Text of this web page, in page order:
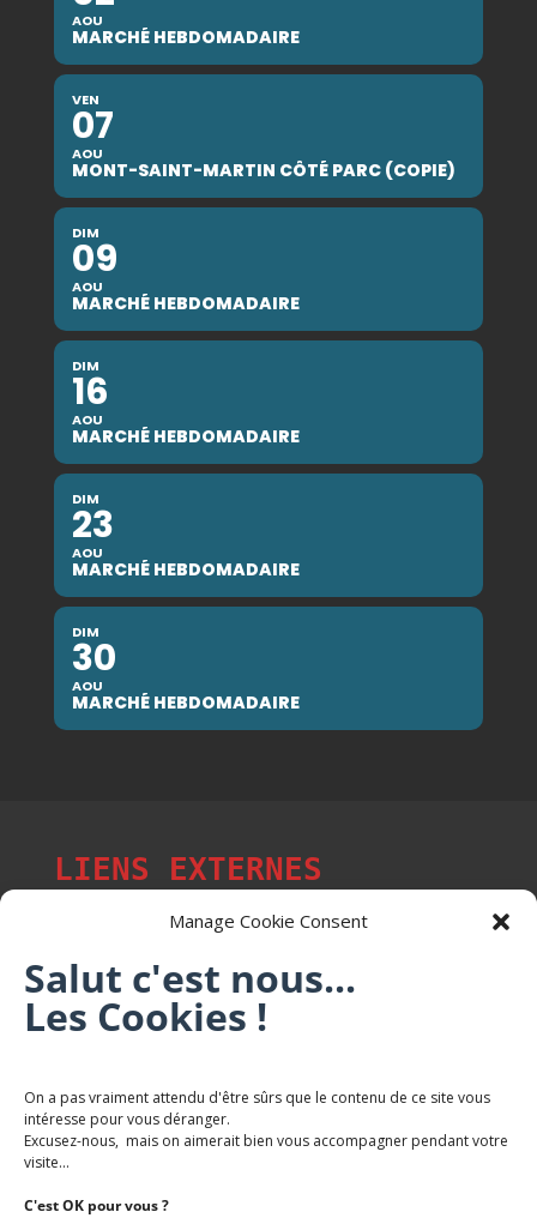
Manage Cookie Consent
Salut c'est nous...
Les Cookies !
On a pas vraiment attendu d'être sûrs que le contenu de ce site vous
intéresse pour vous déranger.
Excusez-nous, mais on aimerait bien vous accompagner pendant votre
visite...
C'est OK pour vous ?
AOU
MARCHÉ HEBDOMADAIRE
VEN
07
AOU
MONT-SAINT-MARTIN CÔTÉ PARC (COPIE)
DIM
09
AOU
MARCHÉ HEBDOMADAIRE
DIM
16
AOU
MARCHÉ HEBDOMADAIRE
DIM
23
AOU
MARCHÉ HEBDOMADAIRE
DIM
30
AOU
MARCHÉ HEBDOMADAIRE
LIENS EXTERNES
Les p'tits citoyens de Mont-Saint-Martin
Trail Saintmartinois Daniel FEITE
Karaté Mont Saint Martin